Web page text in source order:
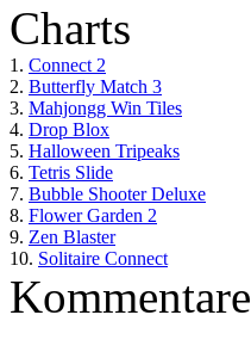
Charts
1. Connect 2
2. Butterfly Match 3
3. Mahjongg Win Tiles
4. Drop Blox
5. Halloween Tripeaks
6. Tetris Slide
7. Bubble Shooter Deluxe
8. Flower Garden 2
9. Zen Blaster
10. Solitaire Connect
Kommentare